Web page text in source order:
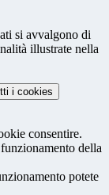
si avvalgono di
illustrate nella
i cookies
consentire.
della
potete